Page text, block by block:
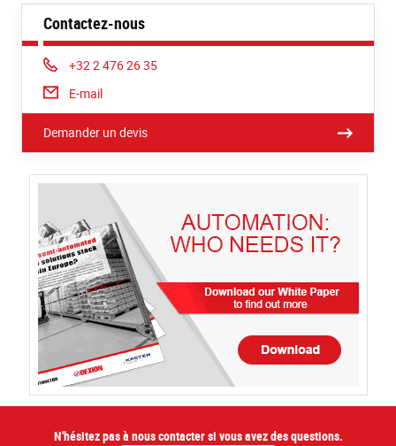
Contactez-nous
Phone:
+32 2 476 26 35
E-mail
Demander un devis
N'hésitez pas à nous contacter si vous avez des questions.